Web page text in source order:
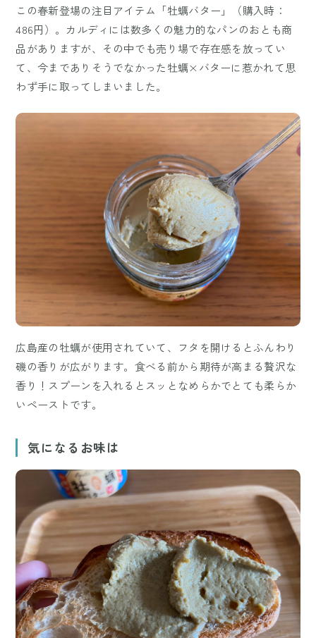
この春新登場の注目アイテム「牡蠣バター」（購入時：
486円）。カルディには数多くの魅力的なパンのおとも商
品がありますが、その中でも売り場で存在感を放ってい
て、今までありそうでなかった牡蠣×バターに惹かれて思
わず手に取ってしまいました。
広島産の牡蠣が使用されていて、フタを開けるとふんわり
磯の香りが広がります。食べる前から期待が高まる贅沢な
香り！スプーンを入れるとスッとなめらかでとても柔らか
いペーストです。
気になるお味は